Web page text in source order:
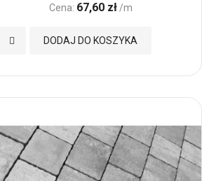
Cena: 67,60 zł /m
DODAJ DO KOSZYKA
Dodaj
Ulubionych